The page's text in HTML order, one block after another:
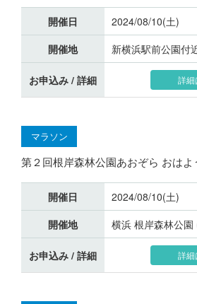
開催日
2024/08/10(土)
開催地
新横浜駅前公園付
お申込み / 詳細 詳細
マラソン
第２回根岸森林公園あおぞら おはよ
開催日
2024/08/10(土)
開催地
横浜 根岸森林公園
お申込み / 詳細 詳細